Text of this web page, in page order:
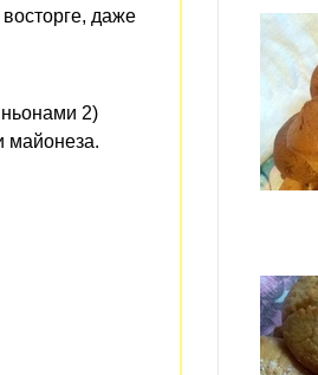
даже
2)
майонеза.